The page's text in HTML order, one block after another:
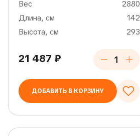
Вес
2880
Длина, см
142
Высота, см
293
21 487 ₽
ДОБАВИТЬ В КОРЗИНУ